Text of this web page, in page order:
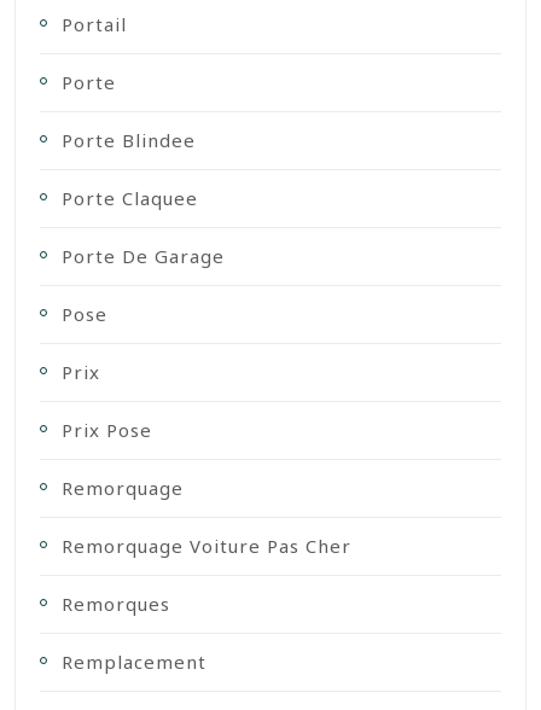
Portail
Porte
Porte Blindee
Porte Claquee
Porte De Garage
Pose
Prix
Prix Pose
Remorquage
Remorquage Voiture Pas Cher
Remorques
Remplacement